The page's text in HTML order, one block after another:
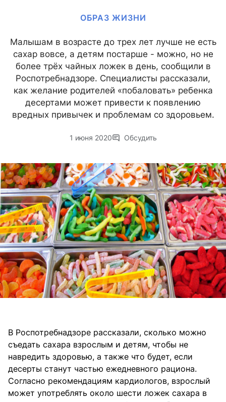
ОБРАЗ ЖИЗНИ
Малышам в возрасте до трех лет лучше не есть
сахар вовсе, а детям постарше - можно, но не
более трёх чайных ложек в день, сообщили в
Роспотребнадзоре. Специалисты рассказали,
как желание родителей «побаловать» ребенка
десертами может привести к появлению
вредных привычек и проблемам со здоровьем.
1 июня 2020 Обсудить
В Роспотребнадзоре рассказали, сколько можно
съедать сахара взрослым и детям, чтобы не
навредить здоровью, а также что будет, если
десерты станут частью ежедневного рациона.
Согласно рекомендациям кардиологов, взрослый
может употреблять около шести ложек сахара в